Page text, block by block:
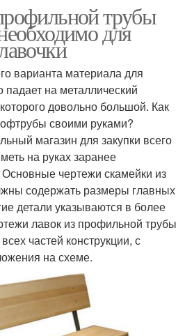
трубы
для
варианта материала для
на металлический
довольно большой. Как
своими руками?
магазин для закупки всего
на руках заранее
чертежи скамейки из
содержать размеры главных
детали указываются в более
лавок из профильной трубы
частей конструкции, с
на схеме.